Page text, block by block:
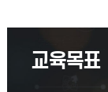
교육목표